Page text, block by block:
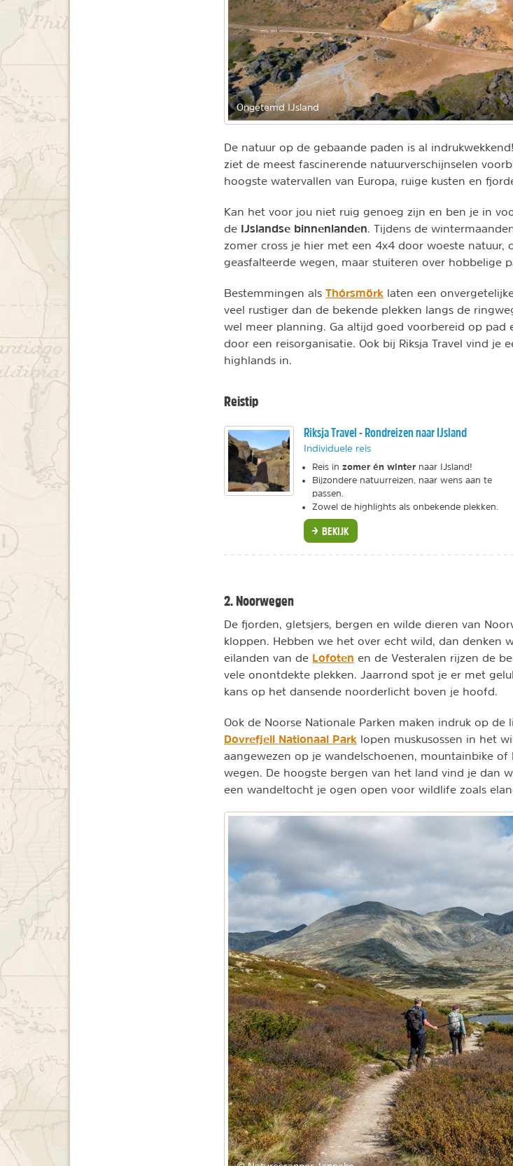
Ongetemd IJsland
De natuur op de gebaande paden is al
ziet de meest fascinerende natuurverschijnselen
hoogste watervallen van Europa, ruige kusten en
Kan het voor jou niet ruig genoeg zijn en ben je in
de IJslandse binnenlanden . Tijdens de
zomer cross je hier met een 4x4 door woeste natuur,
geasfalteerde wegen, maar stuiteren over hobbelige
Bestemmingen als Thórsmörk laten een
veel rustiger dan de bekende plekken langs de
wel meer planning. Ga altijd goed voorbereid op pad
door een reisorganisatie. Ook bij Riksja Travel vind je
highlands in.
Reistip
Riksja Travel - Rondreizen naar IJsland
Individuele reis
Reis in zomer én winter naar IJsland!
Bijzondere natuurreizen, naar wens aan te
passen.
Zowel de highlights als onbekende plekken.
BEKIJK
2. Noorwegen
De fjorden, gletsjers, bergen en wilde dieren van
kloppen. Hebben we het over echt wild, dan denken
eilanden van de Lofoten en de Vesteralen rijzen de
vele onontdekte plekken. Jaarrond spot je er met
kans op het dansende noorderlicht boven je hoofd.
Ook de Noorse Nationale Parken maken indruk op de
Dovrefjell Nationaal Park lopen muskusossen in het
aangewezen op je wandelschoenen, mountainbike
wegen. De hoogste bergen van het land vind je dan
een wandeltocht je ogen open voor wildlife zoals